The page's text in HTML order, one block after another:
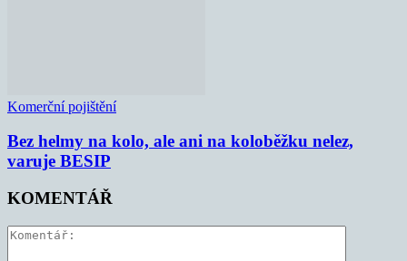
Komerční pojištění
Bez helmy na kolo, ale ani na koloběžku nelez,
varuje BESIP
KOMENTÁŘ